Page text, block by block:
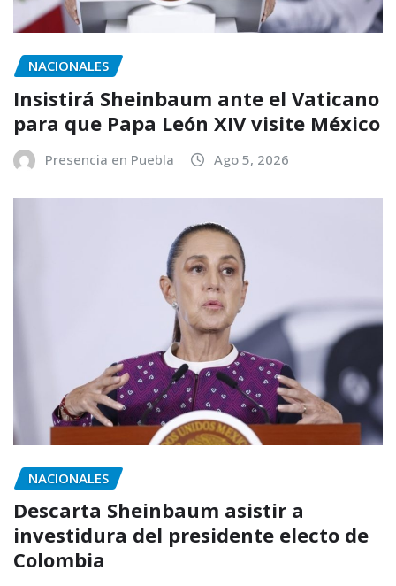
NACIONALES
Insistirá Sheinbaum ante el Vaticano
para que Papa León XIV visite México
Presencia en Puebla Ago 5, 2026
NACIONALES
Descarta Sheinbaum asistir a
investidura del presidente electo de
Colombia